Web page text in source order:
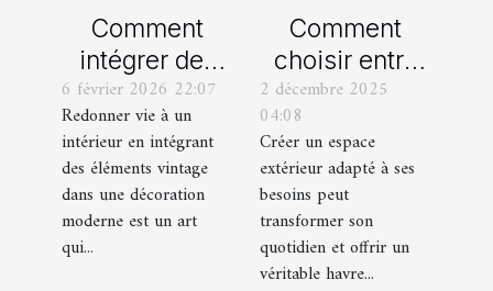
Comment
intégrer des
éléments
vintage dans
une décoration
moderne ?
6 février 2026 22:07
Redonner vie à un
intérieur en intégrant
des éléments vintage
dans une décoration
moderne est un art
qui...
Comment
choisir entre
un jardin, une
terrasse et un
balcon pour
votre espace
extérieur ?
2 décembre 2025
04:08
Créer un espace
extérieur adapté à ses
besoins peut
transformer son
quotidien et offrir un
véritable havre...